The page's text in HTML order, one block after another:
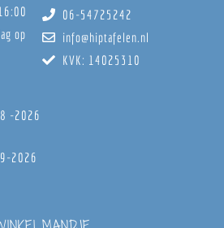
op
-2026
2026
06-54725242
info@hiptafelen.nl
KVK: 14025310